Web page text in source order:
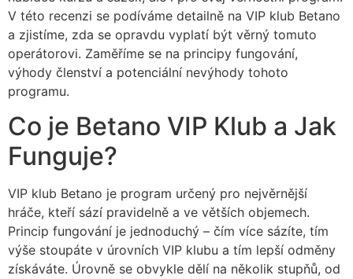
V této recenzi se podíváme detailně na VIP klub Betano
a zjistíme, zda se opravdu vyplatí být věrný tomuto
operátorovi. Zaměříme se na principy fungování,
výhody členství a potenciální nevýhody tohoto
programu.
Co je Betano VIP Klub a Jak
Funguje?
VIP klub Betano je program určený pro nejvěrnější
hráče, kteří sází pravidelně a ve větších objemech.
Princip fungování je jednoduchý – čím více sázíte, tím
výše stoupáte v úrovních VIP klubu a tím lepší odměny
získáváte. Úrovně se obvykle dělí na několik stupňů, od